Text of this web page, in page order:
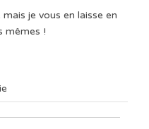
je vous en laisse en
mêmes !